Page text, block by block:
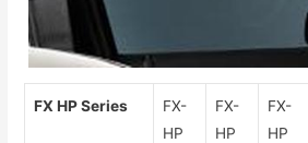
FX HP Series
FX-
HP
FX-
HP
FX-
HP